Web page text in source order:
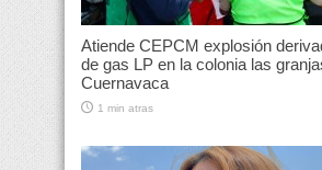
Atiende CEPCM explosión
de gas LP en la colonia las
Cuernavaca
1 min atras